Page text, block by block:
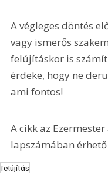
A végleges döntés
vagy ismerős
felújításkor is
érdeke, hogy ne
ami fontos!
A cikk az
lapszámában érhető
felújítás